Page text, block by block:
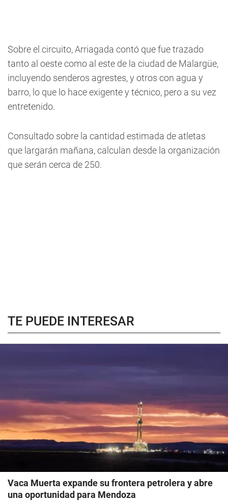
Sobre el circuito, Arriagada contó que fue trazado
tanto al oeste como al este de la ciudad de Malargüe,
incluyendo senderos agrestes, y otros con agua y
barro, lo que lo hace exigente y técnico, pero a su vez
entretenido.
Consultado sobre la cantidad estimada de atletas
que largarán mañana, calculan desde la organización
que serán cerca de 250.
TE PUEDE INTERESAR
Vaca Muerta expande su frontera petrolera y abre
una oportunidad para Mendoza